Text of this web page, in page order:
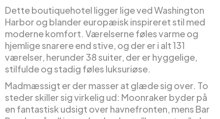
Dette boutiquehotel ligger lige ved Washington
Harbor og blander europæisk inspireret stil med
moderne komfort. Værelserne føles varme og
hjemlige snarere end stive, og der er i alt 131
værelser, herunder 38 suiter, der er hyggelige,
stilfulde og stadig føles luksuriøse.
Madmæssigt er der masser at glæde sig over. To
steder skiller sig virkelig ud: Moonraker byder på
en fantastisk udsigt over havnefronten, mens Bar